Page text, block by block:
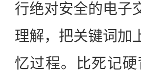
行绝对安全的电子
理解，把关键词加
忆过程。比死记